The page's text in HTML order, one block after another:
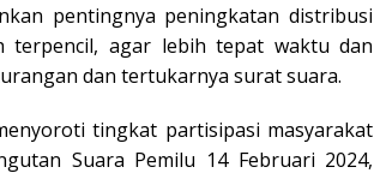
pentingnya peningkatan distribusi
terpencil, agar lebih tepat waktu dan
dan tertukarnya surat suara.
tingkat partisipasi masyarakat
Suara Pemilu 14 Februari 2024,